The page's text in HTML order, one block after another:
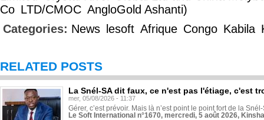
Co LTD/CMOC AngloGold Ashanti)
Categories: News lesoft Afrique Congo Kabila
RELATED POSTS
La Snél-SA dit faux, ce n'est pas l'étiage, c'est
mer, 05/08/2026 - 11:37
Gérer, c’est prévoir. Mais là n’est point le point fort de la
Le Soft International n°1670, mercredi, 5 août 2026,